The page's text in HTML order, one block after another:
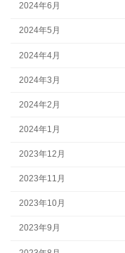
2024年6月
2024年5月
2024年4月
2024年3月
2024年2月
2024年1月
2023年12月
2023年11月
2023年10月
2023年9月